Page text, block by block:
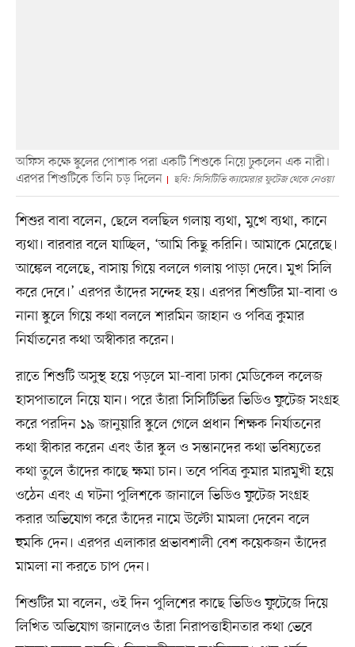
অফিস কক্ষে স্কুলের পোশাক পরা একটি শিশুকে নিয়ে ঢুকলেন এক নারী।
এরপর শিশুটিকে তিনি চড় দিলেন
ছবি: সিসিটিভি ক্যামেরার ফুটেজ থেকে নেওয়া
শিশুর বাবা বলেন, ছেলে বলছিল গলায় ব্যথা, মুখে ব্যথা, কানে
ব্যথা। বারবার বলে যাচ্ছিল, ‘আমি কিছু করিনি। আমাকে মেরেছে।
আঙ্কেল বলেছে, বাসায় গিয়ে বললে গলায় পাড়া দেবে। মুখ সিলি
করে দেবে।’ এরপর তাঁদের সন্দেহ হয়। এরপর শিশুটির মা-বাবা ও
নানা স্কুলে গিয়ে কথা বললে শারমিন জাহান ও পবিত্র কুমার
নির্যাতনের কথা অস্বীকার করেন।
রাতে শিশুটি অসুস্থ হয়ে পড়লে মা-বাবা ঢাকা মেডিকেল কলেজ
হাসপাতালে নিয়ে যান। পরে তাঁরা সিসিটিভির ভিডিও ফুটেজ সংগ্রহ
করে পরদিন ১৯ জানুয়ারি স্কুলে গেলে প্রধান শিক্ষক নির্যাতনের
কথা স্বীকার করেন এবং তাঁর স্কুল ও সন্তানদের কথা ভবিষ্যতের
কথা তুলে তাঁদের কাছে ক্ষমা চান। তবে পবিত্র কুমার মারমুখী হয়ে
ওঠেন এবং এ ঘটনা পুলিশকে জানালে ভিডিও ফুটেজ সংগ্রহ
করার অভিযোগ করে তাঁদের নামে উল্টো মামলা দেবেন বলে
হুমকি দেন। এরপর এলাকার প্রভাবশালী বেশ কয়েকজন তাঁদের
মামলা না করতে চাপ দেন।
শিশুটির মা বলেন, ওই দিন পুলিশের কাছে ভিডিও ফুটেজে দিয়ে
লিখিত অভিযোগ জানালেও তাঁরা নিরাপত্তাহীনতার কথা ভেবে